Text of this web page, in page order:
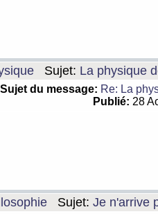
Sujet: La physique
Sujet du message: Re: La
Publié: 28
Sujet: Je n'arrive